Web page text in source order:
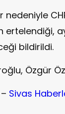
ertelendiği,
bildirildi.
Özgür
– Sivas